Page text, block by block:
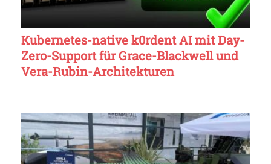
Kubernetes-native k0rdent AI mit Day-
Zero-Support für Grace-Blackwell und
Vera-Rubin-Architekturen